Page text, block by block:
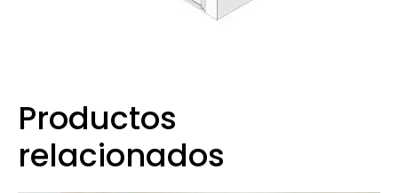
Productos
relacionados